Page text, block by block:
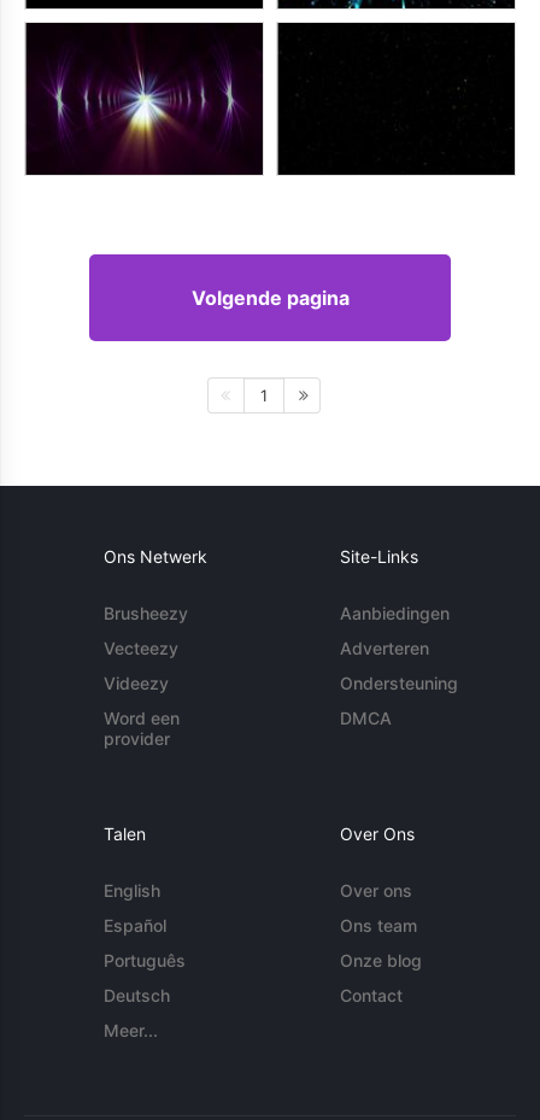
Volgende pagina
1
Ons Netwerk
Brusheezy
Vecteezy
Videezy
Word een
provider
Site-Links
Aanbiedingen
Adverteren
Ondersteuning
DMCA
Talen
English
Español
Português
Deutsch
Meer...
Over Ons
Over ons
Ons team
Onze blog
Contact